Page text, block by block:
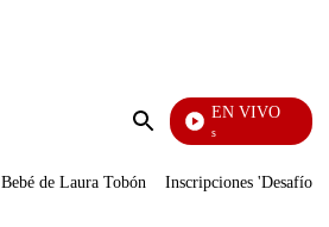
Enviar
EN VIVO
También Caerás
Bebé de Laura Tobón Inscripciones 'Desafío'